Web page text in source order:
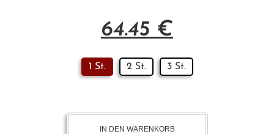
64.45 €
1 St. 2 St. 3 St.
IN DEN WARENKORB